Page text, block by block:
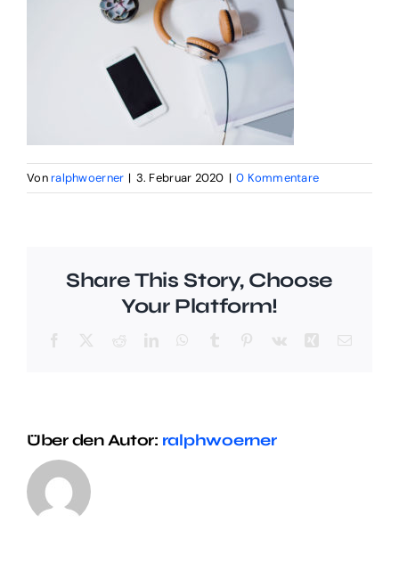
Vonralphwoerner | 3. Februar 2020 | 0 Kommentare
Share This Story, Choose
Your Platform!
Facebook RedditLinkedInWhatsApp
Tumblr Pinterest
Vk XingE-
Über den Autor: ralphwoerner